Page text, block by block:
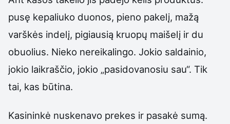
pusę kepaliuko duonos, pieno pakelį, mažą
varškės indelį, pigiausią kruopų maišelį ir du
obuolius. Nieko nereikalingo. Jokio saldainio,
jokio laikraščio, jokio „pasidovanosiu sau“. Tik
tai, kas būtina.
Kasininkė nuskenavo prekes ir pasakė sumą.